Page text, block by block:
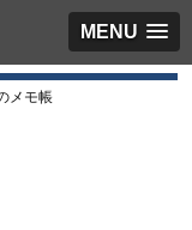
MENU
メモ帳